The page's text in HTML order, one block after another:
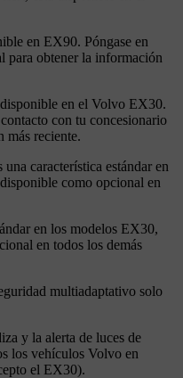
en EX90. Póngase en
para obtener la información
en el Volvo EX30.
con tu concesionario
más reciente.
característica estándar en
como opcional en
en los modelos EX30,
en todos los demás
multiadaptativo solo
y la alerta de luces de
los vehículos Volvo en
el EX30).